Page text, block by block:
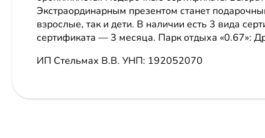
Экстраординарным презентом станет
взрослые, так и дети. В наличии есть 3 вида
сертификата — 3 месяца. Парк отдыха «0.67»:
ИП Стельмах В.В. УНП: 192052070